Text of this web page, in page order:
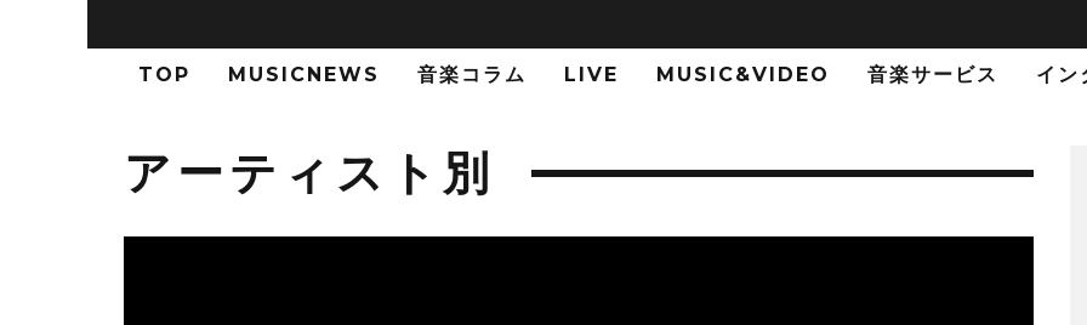
TOP MUSICNEWS 音楽コラム LIVE MUSIC&VIDEO 音楽サービス イン
アーティスト別